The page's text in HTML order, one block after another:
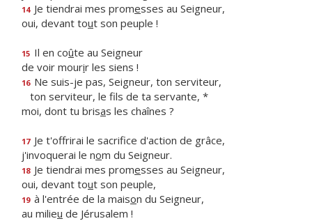
14 Je tiendrai mes promesses au Seigneur,
oui, devant tout son peuple !
15 Il en coûte au Seigneur
de voir mourir les siens !
16 Ne suis-je pas, Seigneur, ton serviteur,
ton serviteur, le fls de ta servante, *
moi, dont tu brisas les chaînes ?
17 Je t'offrirai le sacrifce d'action de grâce,
j'invoquerai le nom du Seigneur.
18 Je tiendrai mes promesses au Seigneur,
oui, devant tout son peuple,
19 à l'entrée de la maison du Seigneur,
au milieu de Jérusalem !